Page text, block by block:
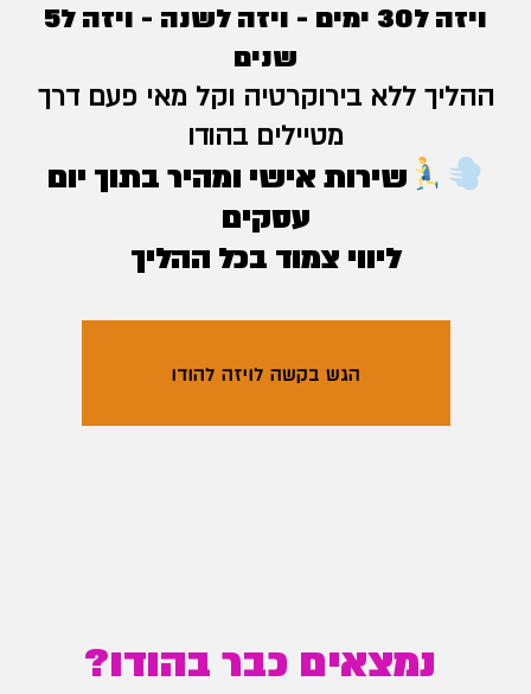
ויזה ל30 ימים - ויזה לשנה - ויזה ל5
שנים
ההליך ללא בירוקרטיה וקל מאי פעם דרך
מטיילים בהודו
שירות אישי ומהיר בתוך יום
עסקים
ליווי צמוד בכל ההליך
הגש בקשה לויזה להודו
נמצאים כבר בהודו?